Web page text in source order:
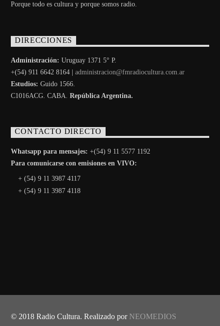
Porque todo es cultura y porque somos radio.
DIRECCIONES
Administración: Uruguay 1371 5° P.
+(54) 911 6642 8164 |administracion@fmradiocultura.com.ar
Estudios: Guido 1566.
C1016ACG . CABA.República Argentina.
CONTACTO DIRECTO
Whatsapp para mensajes: +(54) 9 11 5577 1192
Para comunicarse con emisiones en VIVO:
+ (54) 9 11 3987 4117
+ (54) 9 11 3987 4118
© 2018 Radio Cultura. Realizado por NEOMEDIOS